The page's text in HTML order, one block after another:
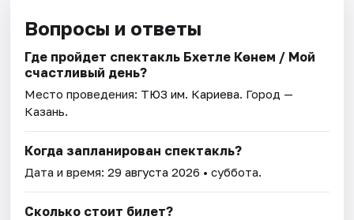
Вопросы и ответы
Где пройдет спектакль Бәхетле Көнем / Мой
счастливый день?
Место проведения: ТЮЗ им. Кариева . Город —
Казань.
Когда запланирован спектакль?
Дата и время:29 августа 2026 • суббота.
Сколько стоит билет?